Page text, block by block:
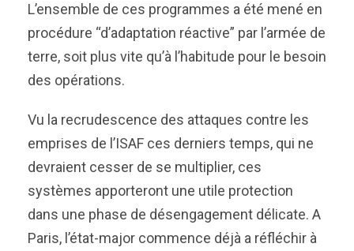
L’ensemble de ces programmes a été mené en
procédure “d’adaptation réactive” par l’armée de
terre, soit plus vite qu’à l’habitude pour le besoin
des opérations.
Vu la recrudescence des attaques contre les
emprises de l’ISAF ces derniers temps, qui ne
devraient cesser de se multiplier, ces
systèmes apporteront une utile protection
dans une phase de désengagement délicate. A
Paris, l’état-major commence déjà a réfléchir à